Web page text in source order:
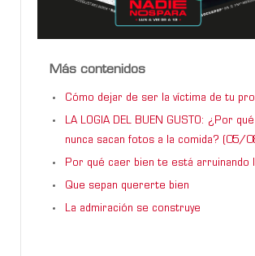
Más contenidos
Cómo dejar de ser la víctima de tu
LA LOGIA DEL BUEN GUSTO: ¿Por
nunca sacan fotos a la comida? (05/
Por qué caer bien te está arruinando
Que sepan quererte bien
La admiración se construye